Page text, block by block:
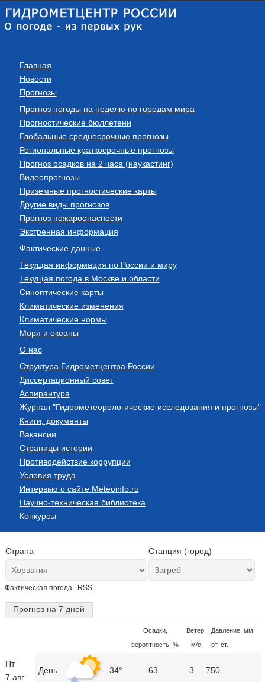
Главная
Новости
Прогнозы
Прогноз погоды на неделю по городам мира
Прогностические бюллетени
Глобальные среднесрочные прогнозы
Региональные краткосрочные прогнозы
Прогноз осадков на 2 часа (наукастинг)
Видеопрогнозы
Приземные прогностические карты
Другие виды прогнозов
Прогноз пожароопасности
Экстренная информация
Фактические данные
Текущая информация по России и миру
Текущая погода в Москве и области
Синоптические карты
Климатические изменения
Климатические нормы
Моря и океаны
О нас
Структура Гидрометцентра России
Диссертационный совет
Аспирантура
Журнал "Гидрометеорологические исследования и прогнозы"
Книги, документы
Вакансии
Страницы истории
Противодействие коррупции
Условия труда
Интервью о сайте Meteoinfo.ru
Научно-техническая библиотека
Конкурсы
Страна Станция (город)
Фактическая погода RSS
Прогноз на 7 дней
Осадки,
вероятность, %
Ветер,
м/с
Давление, мм
рт. ст.
Пт
7 авг
День 34° 63 3 750